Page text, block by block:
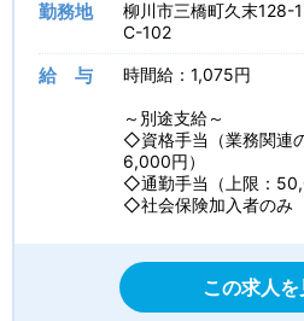
勤務地
柳川市三橋町久末
C-102
給 与 時間給：1,075円
～別途支給～
◇資格手当（業務関連
6,000円）
◇通勤手当（上限：
◇社会保険加入者の
この求人を